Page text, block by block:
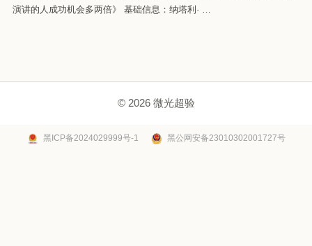
演讲的人成功机会多两倍》 基础信息：纳塔利· …
© 2026 微光超验
黑ICP备2024029999号-1 黑公网安备23010302001727号